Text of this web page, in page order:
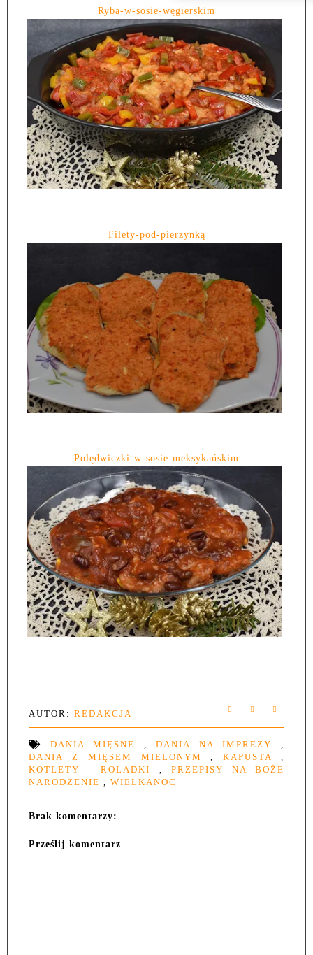
Ryba-w-sosie-węgierskim
Filety-pod-pierzynką
Polędwiczki-w-sosie-meksykańskim
AUTOR: REDAKCJA
DANIA MIĘSNE ,DANIA NA IMPREZY,
DANIA Z MIĘSEM MIELONYM,KAPUSTA,
KOTLETY - ROLADKI , PRZEPISY NA BOŻE
NARODZENIE , WIELKANOC
Brak komentarzy:
Prześlij komentarz